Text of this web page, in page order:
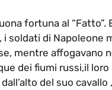
fortuna al “Fatto”.
i soldati di Napoleone
mentre affogavano
dei fiumi russi,il loro
del suo cavallo